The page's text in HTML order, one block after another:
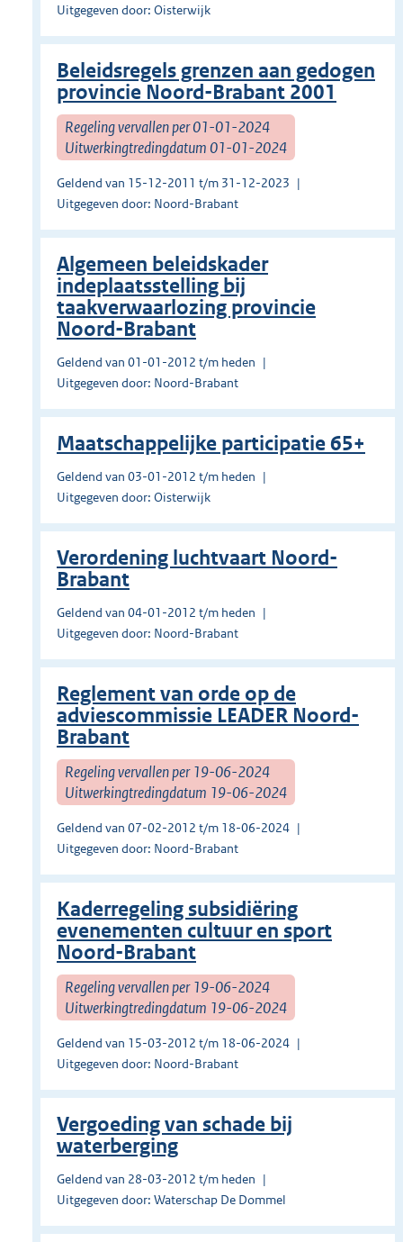
Uitgegeven door: Oisterwijk
Beleidsregels grenzen aan gedogen
provincie Noord-Brabant 2001
Regeling vervallen per 01-01-2024
Uitwerkingtredingdatum 01-01-2024
Geldend van 15-12-2011 t/m 31-12-2023
Uitgegeven door: Noord-Brabant
Algemeen beleidskader
indeplaatsstelling bij
taakverwaarlozing provincie
Noord-Brabant
Geldend van 01-01-2012 t/m heden
Uitgegeven door: Noord-Brabant
Maatschappelijke participatie 65+
Geldend van 03-01-2012 t/m heden
Uitgegeven door: Oisterwijk
Verordening luchtvaart Noord-
Brabant
Geldend van 04-01-2012 t/m heden
Uitgegeven door: Noord-Brabant
Reglement van orde op de
adviescommissie LEADER Noord-
Brabant
Regeling vervallen per 19-06-2024
Uitwerkingtredingdatum 19-06-2024
Geldend van 07-02-2012 t/m 18-06-2024
Uitgegeven door: Noord-Brabant
Kaderregeling subsidiëring
evenementen cultuur en sport
Noord-Brabant
Regeling vervallen per 19-06-2024
Uitwerkingtredingdatum 19-06-2024
Geldend van 15-03-2012 t/m 18-06-2024
Uitgegeven door: Noord-Brabant
Vergoeding van schade bij
waterberging
Geldend van 28-03-2012 t/m heden
Uitgegeven door: Waterschap De Dommel